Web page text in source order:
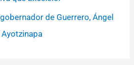
de Guerrero, Ángel